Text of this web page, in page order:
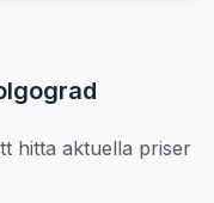
hitta aktuella priser